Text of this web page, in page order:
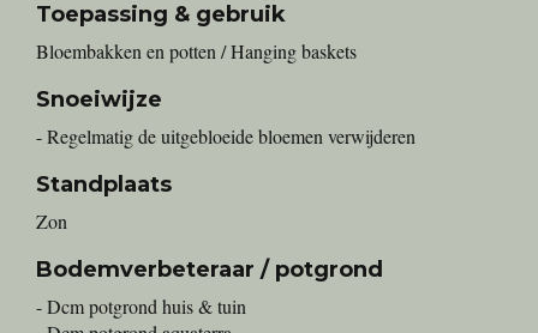
Toepassing & gebruik
Bloembakken en potten / Hanging baskets
Snoeiwijze
- Regelmatig de uitgebloeide bloemen verwijderen
Standplaats
Zon
Bodemverbeteraar / potgrond
- Dcm potgrond huis & tuin